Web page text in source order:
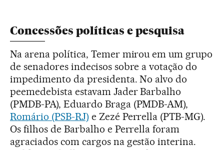
Concessões políticas e pesquisa
Na arena política, Temer mirou em um grupo
de senadores indecisos sobre a votação do
impedimento da presidenta. No alvo do
peemedebista estavam Jader Barbalho
(PMDB-PA), Eduardo Braga (PMDB-AM),
Romário (PSB-RJ) e Zezé Perrella (PTB-MG).
Os filhos de Barbalho e Perrella foram
agraciados com cargos na gestão interina.